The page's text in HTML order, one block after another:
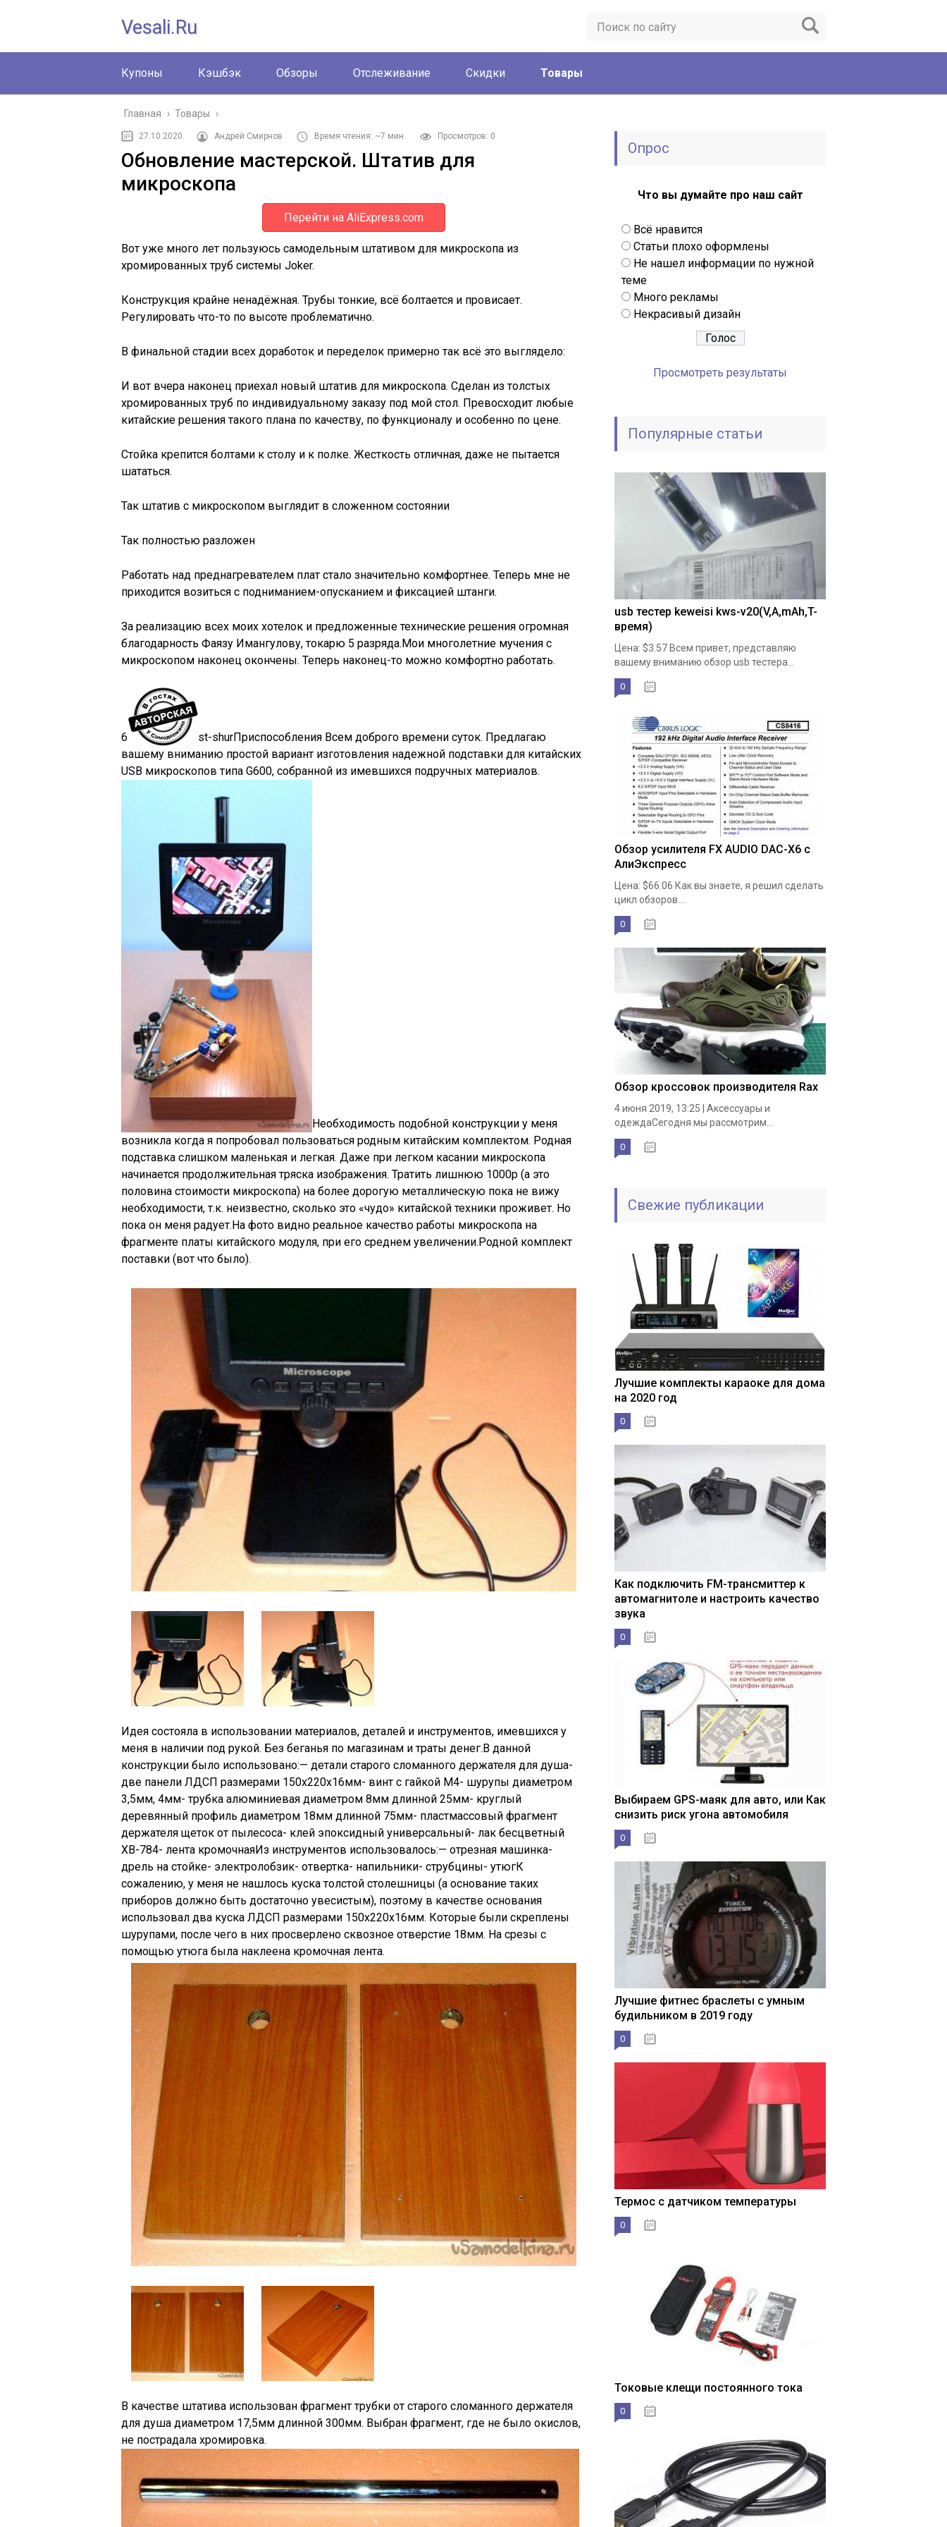
Vesali.ru
Купоны Кэшбэк Обзоры Отслеживание Скидки Товары
Главная › Товары ›
27.10.2020 Андрей Смирнов Время чтения: ~7 мин. Просмотров: 0
Обновление мастерской. Штатив для
микроскопа
Перейти на AliExpress.com
Вот уже много лет пользуюсь самодельным штативом для микроскопа из
хромированных труб системы Joker.
Конструкция крайне ненадёжная. Трубы тонкие, всё болтается и провисает.
Регулировать что-то по высоте проблематично.
В финальной стадии всех доработок и переделок примерно так всё это выглядело:
И вот вчера наконец приехал новый штатив для микроскопа. Сделан из толстых
хромированных труб по индивидуальному заказу под мой стол. Превосходит любые
китайские решения такого плана по качеству, по функционалу и особенно по цене.
Стойка крепится болтами к столу и к полке. Жесткость отличная, даже не пытается
шататься.
Так штатив с микроскопом выглядит в сложенном состоянии
Так полностью разложен
Работать над преднагревателем плат стало значительно комфортнее. Теперь мне не
приходится возиться с подниманием-опусканием и фиксацией штанги.
За реализацию всех моих хотелок и предложенные технические решения огромная
благодарность Фаязу Имангулову, токарю 5 разряда.Мои многолетние мучения с
микроскопом наконец окончены. Теперь наконец-то можно комфортно работать.
6 st-shurПриспособления Всем доброго времени суток. Предлагаю
вашему вниманию простой вариант изготовления надежной подставки для китайских
USB микроскопов типа G600, собранной из имевшихся подручных материалов.
Необходимость подобной конструкции у меня
возникла когда я попробовал пользоваться родным китайским комплектом. Родная
подставка слишком маленькая и легкая. Даже при легком касании микроскопа
начинается продолжительная тряска изображения. Тратить лишнюю 1000р (а это
половина стоимости микроскопа) на более дорогую металлическую пока не вижу
необходимости, т.к. неизвестно, сколько это «чудо» китайской техники проживет. Но
пока он меня радует.На фото видно реальное качество работы микроскопа на
фрагменте платы китайского модуля, при его среднем увеличении.Родной комплект
поставки (вот что было).
Идея состояла в использовании материалов, деталей и инструментов, имевшихся у
меня в наличии под рукой. Без беганья по магазинам и траты денег.В данной
конструкции было использовано:— детали старого сломанного держателя для душа-
две панели ЛДСП размерами 150х220х16мм- винт с гайкой М4- шурупы диаметром
3,5мм, 4мм- трубка алюминиевая диаметром 8мм длинной 25мм- круглый
деревянный профиль диаметром 18мм длинной 75мм- пластмассовый фрагмент
держателя щеток от пылесоса- клей эпоксидный универсальный- лак бесцветный
ХВ-784- лента кромочнаяИз инструментов использовалось:— отрезная машинка-
дрель на стойке- электролобзик- отвертка- напильники- струбцины- утюгК
сожалению, у меня не нашлось куска толстой столешницы (а основание таких
приборов должно быть достаточно увесистым), поэтому в качестве основания
использовал два куска ЛДСП размерами 150х220х16мм. Которые были скреплены
шурупами, после чего в них просверлено сквозное отверстие 18мм. На срезы с
помощью утюга была наклеена кромочная лента.
В качестве штатива использован фрагмент трубки от старого сломанного держателя
для душа диаметром 17,5мм длинной 300мм. Выбран фрагмент, где не было окислов,
не пострадала хромировка.
Опрос
Что вы думайте про наш сайт
Всё нравится
Статьи плохо оформлены
Не нашел информации по нужной
теме
Много рекламы
Некрасивый дизайн
Просмотреть результаты
Популярные статьи
usb тестер keweisi kws-v20(V,A,mAh,T-
время)
Цена: $3.57 Всем привет, представляю
вашему вниманию обзор usb тестера...
0
Обзор усилителя FX AUDIO DAC-X6 с
АлиЭкспресс
Цена: $66.06 Как вы знаете, я решил сделать
цикл обзоров....
0
Обзор кроссовок производителя Rax
4 июня 2019, 13:25 | Аксессуары и
одеждаСегодня мы рассмотрим...
0
Свежие публикации
Лучшие комплекты караоке для дома
на 2020 год
0
Как подключить FM-трансмиттер к
автомагнитоле и настроить качество
звука
0
Выбираем GPS-маяк для авто, или Как
снизить риск угона автомобиля
0
Лучшие фитнес браслеты с умным
будильником в 2019 году
0
Термос с датчиком температуры
0
Токовые клещи постоянного тока
0